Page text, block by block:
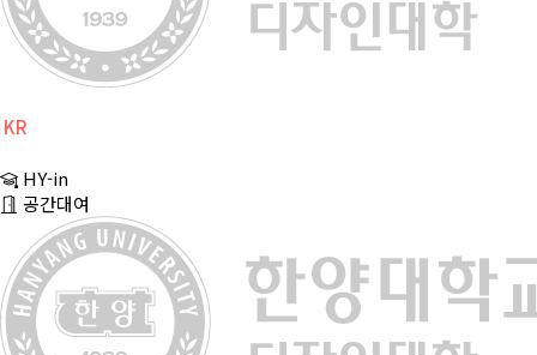
KR
CH
EN
HY-in
공간대여